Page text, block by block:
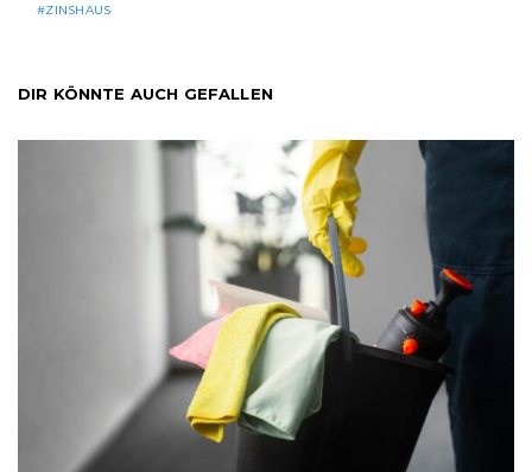
ZINSHAUS
DIR KÖNNTE AUCH GEFALLEN